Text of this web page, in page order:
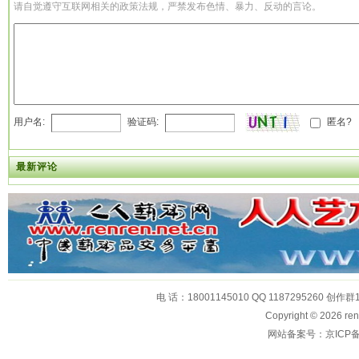
请自觉遵守互联网相关的政策法规，严禁发布色情、暴力、反动的言论。
用户名: 验证码: 匿名?
最新评论
电 话：18001145010 QQ 1187295260 创作
Copyright © 2026
网站备案号：京ICP